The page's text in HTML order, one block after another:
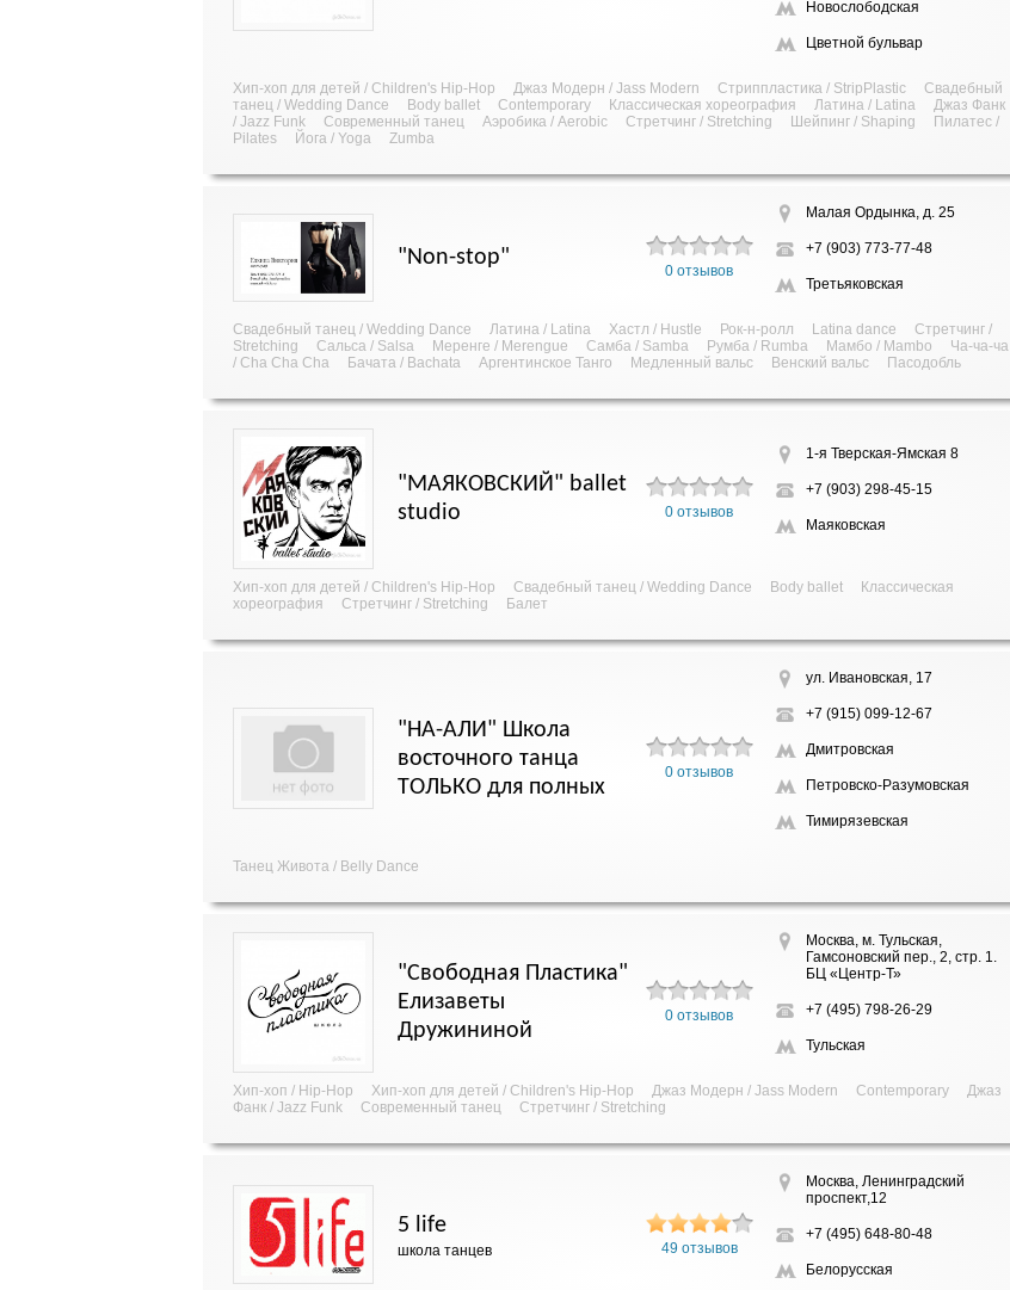
Новослободская
Цветной бульвар
Хип-хоп для детей / Children's Hip-Hop Джаз Модерн / Jass Modern Стриппластика / StripPlastic
Свадебный
танец / Wedding Dance
Body ballet Contemporary Классическая хореография Латина / Latina
Джаз Фанк
/ Jazz Funk
Современный танец Аэробика / Aerobic Стретчинг / Stretching Шейпинг / Shaping
Пилатес /
Pilates
Йога / Yoga Zumba
"Non-stop"
0 отзывов
Малая Ордынка, д. 25
+7 (903) 773-77-48
Третьяковская
Свадебный танец / Wedding Dance Латина / Latina Хастл / Hustle Рок-н-ролл Latina dance
Стретчинг /
Stretching
Сальса / Salsa Меренге / Merengue Самба / Samba Румба / Rumba Мамбо / Mambo
Ча-ча-ча
/ Cha Cha Cha
Бачата / Bachata Аргентинское Танго Медленный вальс Венский вальс Пасодобль
"МАЯКОВСКИЙ" ballet
studio
0 отзывов
1-я Тверская-Ямская 8
+7 (903) 298-45-15
Маяковская
Хип-хоп для детей / Children's Hip-Hop Свадебный танец / Wedding Dance Body ballet
Классическая
хореография
Стретчинг / Stretching Балет
"НА-АЛИ" Школа
восточного танца
ТОЛЬКО для полных
0 отзывов
ул. Ивановская, 17
+7 (915) 099-12-67
Дмитровская
Петровско-Разумовская
Тимирязевская
Танец Живота / Belly Dance
"Свободная Пластика"
Елизаветы
Дружининой
0 отзывов
Москва, м. Тульская,
Гамсоновский пер., 2, стр. 1.
БЦ «Центр-Т»
+7 (495) 798-26-29
Тульская
Хип-хоп / Hip-Hop Хип-хоп для детей / Children's Hip-Hop Джаз Модерн / Jass Modern Contemporary
Джаз
Фанк / Jazz Funk
Современный танец Стретчинг / Stretching
5 life
школа танцев 49 отзывов
Москва, Ленинградский
проспект,12
+7 (495) 648-80-48
Белорусская